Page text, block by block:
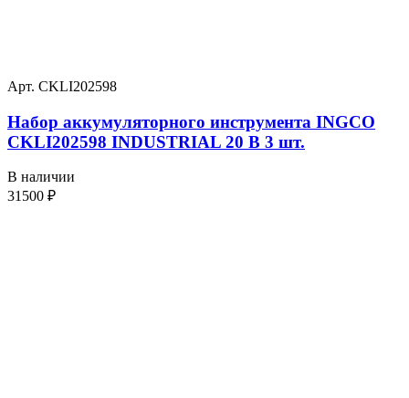
Арт. CKLI202598
Набор аккумуляторного инструмента INGCO
CKLI202598 INDUSTRIAL 20 В 3 шт.
В наличии
31500 ₽